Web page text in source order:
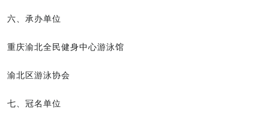
六、承办单位
重庆渝北全民健身中心游泳馆
渝北区游泳协会
七、冠名单位